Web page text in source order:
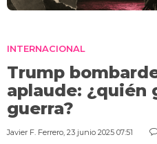
INTERNACIONAL
Trump
aplaude: ¿quién
guerra?
Javier F. Ferrero 23 junio 2025 07:51